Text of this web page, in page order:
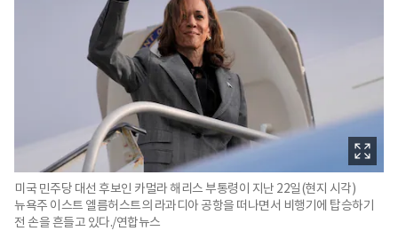
미국 민주당 대선 후보인 카멀라 해리스 부통령이 지난 22일(현지 시각)
뉴욕주 이스트 엘름허스트의 라과디아 공항을 떠나면서 비행기에 탑승하기
전 손을 흔들고 있다./연합뉴스